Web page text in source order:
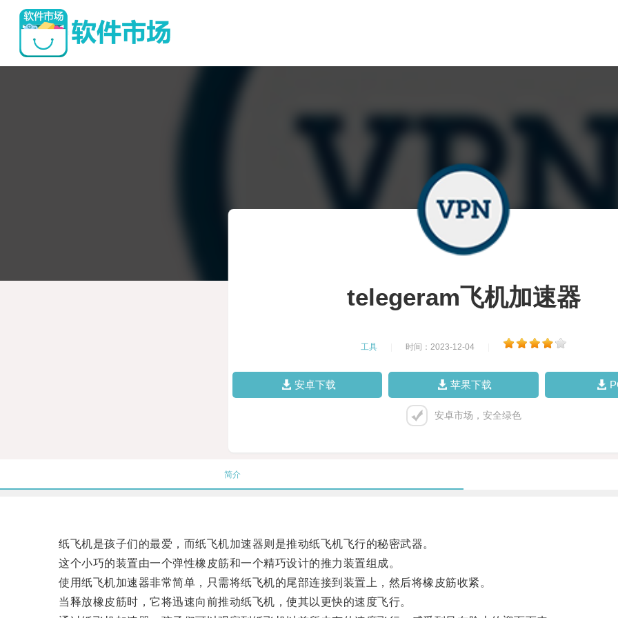
telegeram飞机加速器
工具 时间：2023-12-04
安卓下载 苹果下载
安卓市场，安全绿色
简介
纸飞机是孩子们的最爱，而纸飞机加速器则是推动纸飞机飞行的秘密武器。
这个小巧的装置由一个弹性橡皮筋和一个精巧设计的推力装置组成。
使用纸飞机加速器非常简单，只需将纸飞机的尾部连接到装置上，然后将橡皮筋收紧。
当释放橡皮筋时，它将迅速向前推动纸飞机，使其以更快的速度飞行。